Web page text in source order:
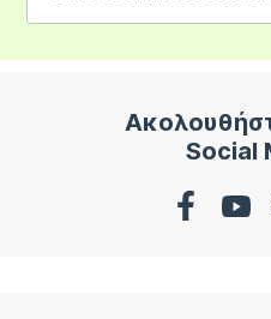
Social